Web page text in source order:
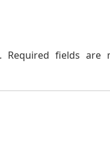
Required fields are